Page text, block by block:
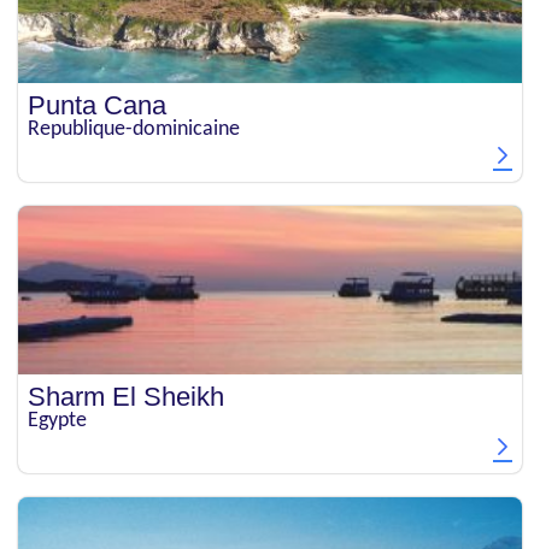
Punta Cana
Republique-dominicaine
Sharm El Sheikh
Egypte